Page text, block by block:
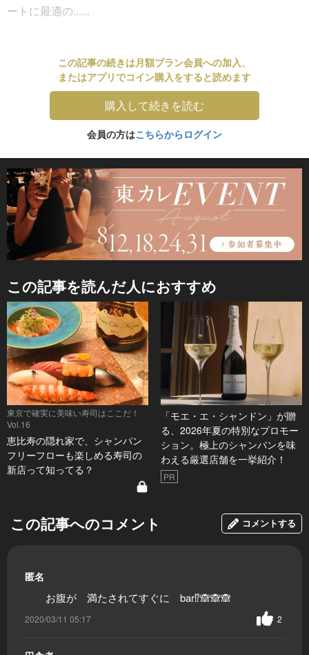
ートに最適の......
この記事の続きは月額プラン会員への加入、
またはアプリでコイン購入をすると読めます
購入して続きを読む
会員の方はこちらからログイン
この記事を読んだ人におすすめ
東京で確実に美味い寿司はここだ！
Vol.16
恵比寿の隠れ家で、シャンパン
フリーフローも楽しめる寿司の
新店って知ってる？
「モエ・エ・シャンドン」が贈
る、2026年夏の特別なプロモー
ション。極上のシャンパンを味
わえる厳選店舗を一挙紹介！
PR
この記事へのコメント コメントする
匿名
お腹が 満たされてすぐに bar⁉️🙈🙈🙈
2020/03/11 05:17 2